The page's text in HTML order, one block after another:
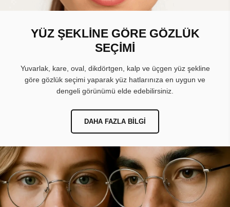
YÜZ ŞEKLİNE GÖRE GÖZLÜK
SEÇİMİ
Yuvarlak, kare, oval, dikdörtgen, kalp ve üçgen yüz şekline
göre gözlük seçimi yaparak yüz hatlarınıza en uygun ve
dengeli görünümü elde edebilirsiniz.
DAHA FAZLA BILGI